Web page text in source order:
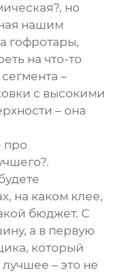
но
нашим
гофротары,
на что-то
–
с высокими
– она
про
на каком клее,
бюджет. С
а в первую
который
– это не